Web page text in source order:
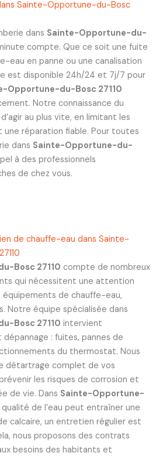
Sainte-Opportune-du-Bosc
dans Sainte-Opportune-du-
compte. Que ce soit une fuite
eau en panne ou une canalisation
est disponible 24h/24 et 7j/7 pour
Opportune-du-Bosc 27110
Notre connaissance du
au plus vite, en limitant les
une réparation fiable. Pour toutes
dans Sainte-Opportune-du-
à des professionnels
de chez vous.
de chauffe-eau dans Sainte-
Bosc 27110 compte de nombreux
qui nécessitent une attention
équipements de chauffe-eau,
Notre équipe spécialisée dans
Bosc 27110 intervient
: fuites, pannes de
du thermostat. Nous
détartrage complet de vos
les risques de corrosion et
de vie. Dans Sainte-Opportune-
qualité de l’eau peut entraîner une
calcaire, un entretien régulier est
nous proposons des contrats
besoins des habitants et